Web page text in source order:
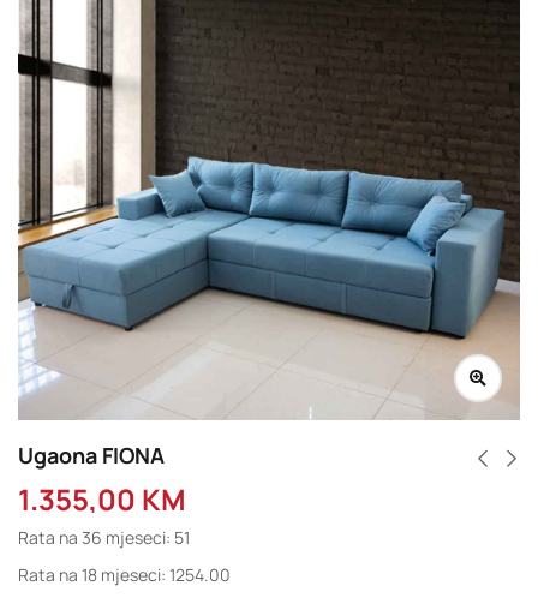
Ugaona FIONA
1.355,00 KM
Rata na 36 mjeseci: 51
Rata na 18 mjeseci: 1254.00